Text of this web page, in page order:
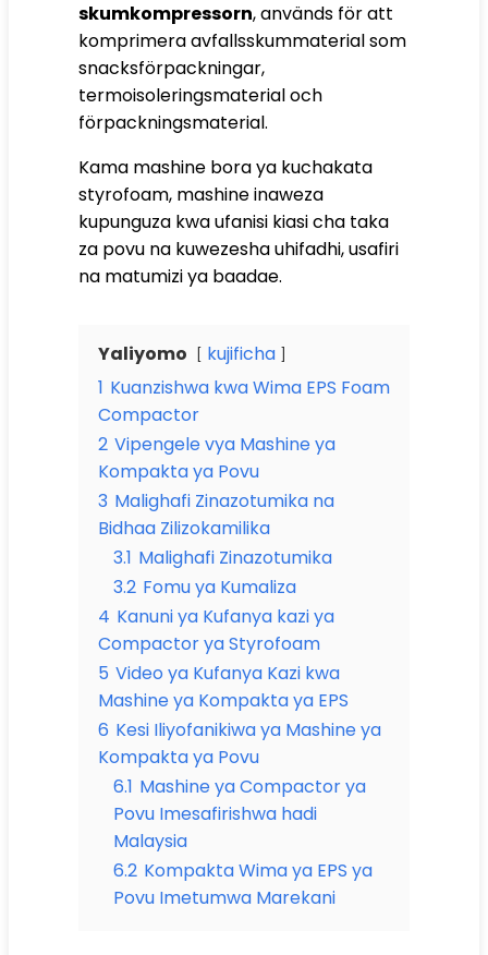
skumkompressorn, används för att
komprimera avfallsskummaterial som
snacksförpackningar,
termoisoleringsmaterial och
förpackningsmaterial.
Kama mashine bora ya kuchakata
styrofoam, mashine inaweza
kupunguza kwa ufanisi kiasi cha taka
za povu na kuwezesha uhifadhi, usafiri
na matumizi ya baadae.
Yaliyomo
kujificha
1 Kuanzishwa kwa Wima EPS Foam
Compactor
2 Vipengele vya Mashine ya
Kompakta ya Povu
3 Malighafi Zinazotumika na
Bidhaa Zilizokamilika
3.1 Malighafi Zinazotumika
3.2 Fomu ya Kumaliza
4 Kanuni ya Kufanya kazi ya
Compactor ya Styrofoam
5 Video ya Kufanya Kazi kwa
Mashine ya Kompakta ya EPS
6 Kesi Iliyofanikiwa ya Mashine ya
Kompakta ya Povu
6.1 Mashine ya Compactor ya
Povu Imesafirishwa hadi
Malaysia
6.2 Kompakta Wima ya EPS ya
Povu Imetumwa Marekani